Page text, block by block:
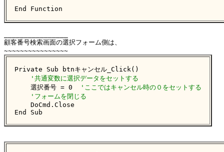
End Function
顧客番号検索画面の選択フォーム側は、
Private Sub btnキャンセル_Click()
'共通変数に選択データをセットする
    選択番号 = 0
'ここではキャンセル時の０をセットする
'フォームを閉じる
    DoCmd.Close
End Sub